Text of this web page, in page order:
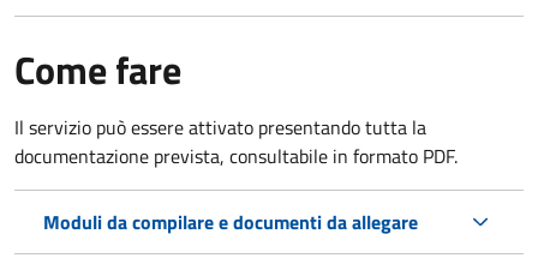
Come fare
Il servizio può essere attivato presentando tutta la
documentazione prevista, consultabile in formato PDF.
Moduli da compilare e documenti da allegare